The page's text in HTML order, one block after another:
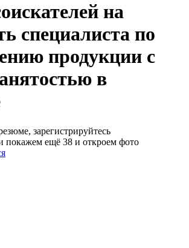
на
специалиста по
продукции с
в
зарегистрируйтесь
покажем ещё 38 и откроем фото